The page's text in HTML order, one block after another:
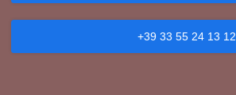
+39 33 55 24 13 12